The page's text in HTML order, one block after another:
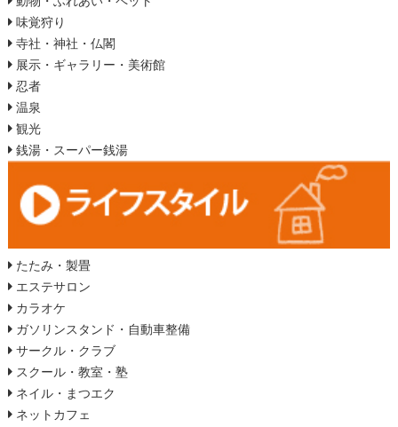
味覚狩り
寺社・神社・仏閣
展示・ギャラリー・美術館
忍者
温泉
観光
銭湯・スーパー銭湯
たたみ・製畳
エステサロン
カラオケ
ガソリンスタンド・自動車整備
サークル・クラブ
スクール・教室・塾
ネイル・まつエク
ネットカフェ